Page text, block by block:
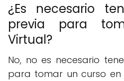
¿Es necesario
previa para
Virtual?
No, no es necesario
para tomar un curso en